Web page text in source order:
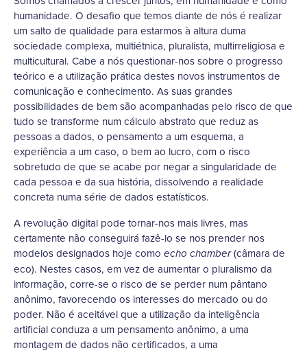
humanidade. O desafio que temos diante de nós é realizar
um salto de qualidade para estarmos à altura duma
sociedade complexa, multiétnica, pluralista, multirreligiosa e
multicultural. Cabe a nós questionar-nos sobre o progresso
teórico e a utilização prática destes novos instrumentos de
comunicação e conhecimento. As suas grandes
possibilidades de bem são acompanhadas pelo risco de que
tudo se transforme num cálculo abstrato que reduz as
pessoas a dados, o pensamento a um esquema, a
experiência a um caso, o bem ao lucro, com o risco
sobretudo de que se acabe por negar a singularidade de
cada pessoa e da sua história, dissolvendo a realidade
concreta numa série de dados estatísticos.
A revolução digital pode tornar-nos mais livres, mas
certamente não conseguirá fazê-lo se nos prender nos
modelos designados hoje como echo chamber(câmara de
eco). Nestes casos, em vez de aumentar o pluralismo da
informação, corre-se o risco de se perder num pântano
anônimo, favorecendo os interesses do mercado ou do
poder. Não é aceitável que a utilização da inteligência
artificial conduza a um pensamento anônimo, a uma
montagem de dados não certificados, a uma